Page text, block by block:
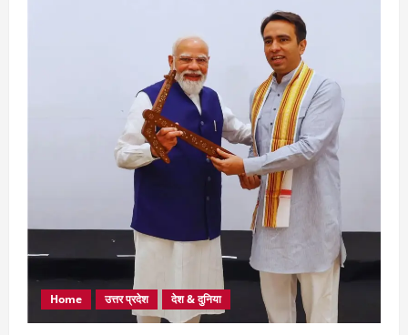
Home उत्तर प्रदेश देश & दुनिया